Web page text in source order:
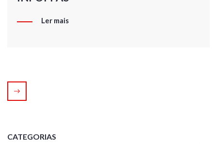
Ler mais
CATEGORIAS